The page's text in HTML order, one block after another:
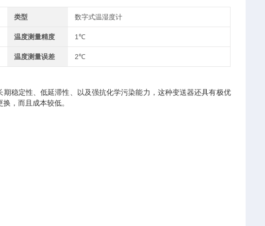
类型 数字式温湿度计
温度测量精度 1℃
温度测量误差 2℃
稳定性、低延滞性、以及强抗化学污染能力，这种变送器还具有极优
，而且成本较低。